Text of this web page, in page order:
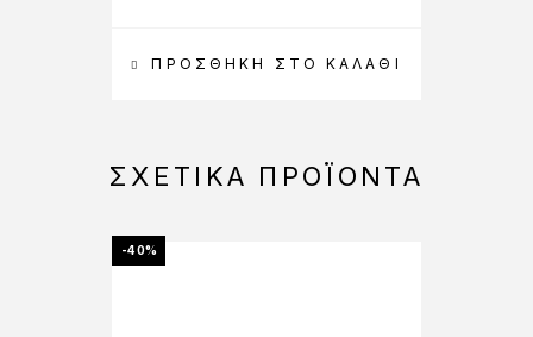
ΠΡΟΣΘΉΚΗ ΣΤΟ ΚΑΛΆΘΙ
ΣΧΕΤΙΚΆ ΠΡΟΪΌΝΤΑ
-40%